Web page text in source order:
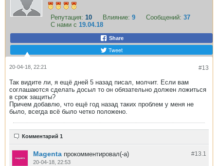
Репутация: 10 Влияние: 9 Сообщений: 37
С нами с 19.04.18
Share
Tweet
#13
20-04-18, 22:21
Так видите ли, я ещё дней 5 назад писал, молчит. Если вам
соглашаются сделать досыл то он обязательно должен ложиться
в срок защиты?
Причем добавлю, что ещё год назад таких проблем у меня не
было, всегда всё было четко положено.
Комментарий 1
#13. 1
Magenta прокомментировал(-а)
20-04-18, 22:53